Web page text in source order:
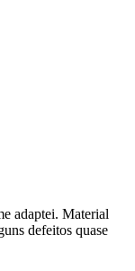
adaptei. Material
defeitos quase